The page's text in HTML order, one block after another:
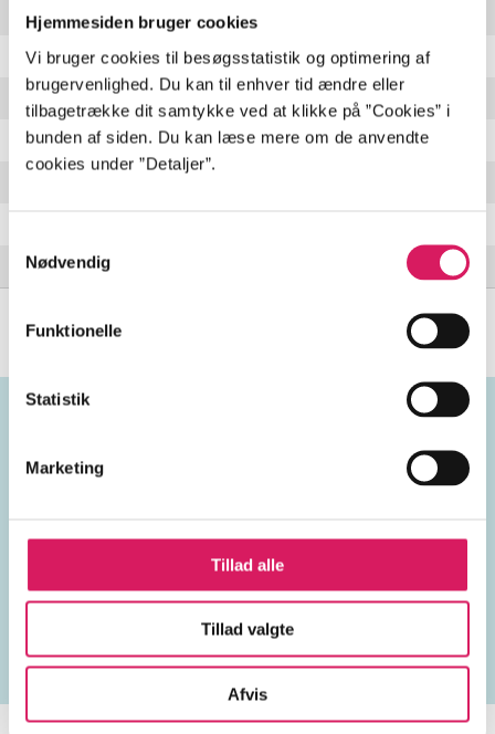
Hjemmesiden bruger cookies
Vi bruger cookies til besøgsstatistik og optimering af
brugervenlighed. Du kan til enhver tid ændre eller
tilbagetrække dit samtykke ved at klikke på ”Cookies” i
bunden af siden. Du kan læse mere om de anvendte
cookies under ”Detaljer”.
Nødvendig
Funktionelle
Statistik
Marketing
Tillad alle
Tillad valgte
Afvis
Knots
Dreamy 2:59 min
Storm
Time 5:53 min
Alberto 3:47 min
Emneord
Polen
2020'erne